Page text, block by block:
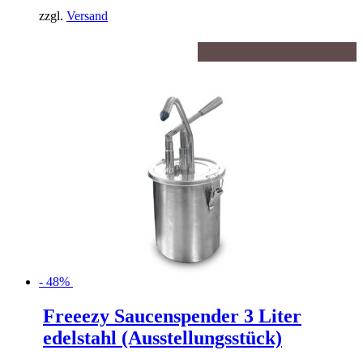
9,90€
ist:
4,95€.
zzgl. Versand
- 48%
Freeezy Saucenspender 3 Liter
edelstahl (Ausstellungsstück)